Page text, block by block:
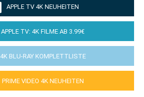
APPLE TV 4K NEUHEITEN
APPLE TV: 4K FILME AB 3.99€
4K BLU-RAY KOMPLETTLISTE
PRIME VIDEO 4K NEUHEITEN